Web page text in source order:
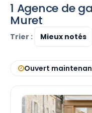
1 Agence de
Muret
Trier :
Ouvert